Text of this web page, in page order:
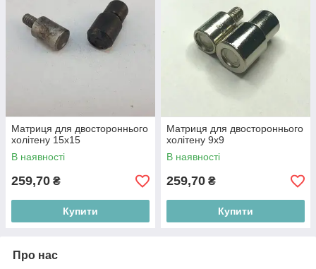
Матриця для двостороннього
холітену 15х15
В наявності
259,70 ₴
Купити
Матриця для двостороннього
холітену 9х9
В наявності
259,70 ₴
Купити
Про нас